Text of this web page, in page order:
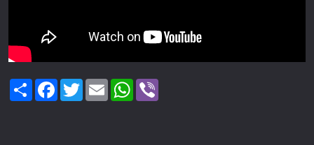
ShareFacebook
TwitterEmail WhatsApp